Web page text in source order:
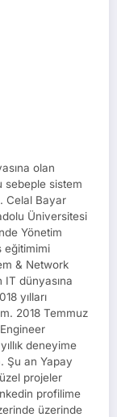
olan
sebeple sistem
Celal Bayar
Üniversitesi
Yönetim
eğitimimi
& Network
IT dünyasına
yılları
2018 Temmuz
deneyime
Şu an Yapay
projeler
profilime
üzerinde